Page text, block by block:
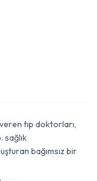
tıp doktorları,
bağımsız bir